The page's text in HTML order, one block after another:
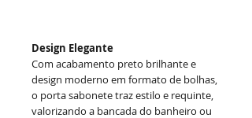
Design Elegante
Com acabamento preto brilhante e
design moderno em formato de bolhas,
o porta sabonete traz estilo e requinte,
valorizando a bancada do banheiro ou